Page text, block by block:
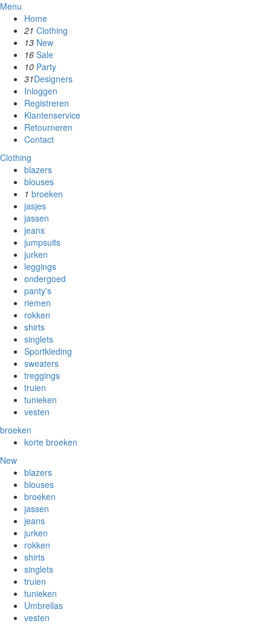
Menu
Home
21 Clothing
13 New
16 Sale
10 Party
31Designers
Inloggen
Registreren
Klantenservice
Retourneren
Contact
Clothing
blazers
blouses
1 broeken
jasjes
jassen
jeans
jumpsuits
jurken
leggings
ondergoed
panty's
riemen
rokken
shirts
singlets
Sportkleding
sweaters
treggings
truien
tunieken
vesten
broeken
korte broeken
New
blazers
blouses
broeken
jassen
jeans
jurken
rokken
shirts
singlets
truien
tunieken
Umbrellas
vesten